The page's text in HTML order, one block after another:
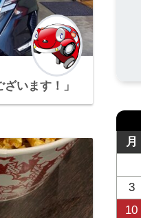
います！」
月
3
10